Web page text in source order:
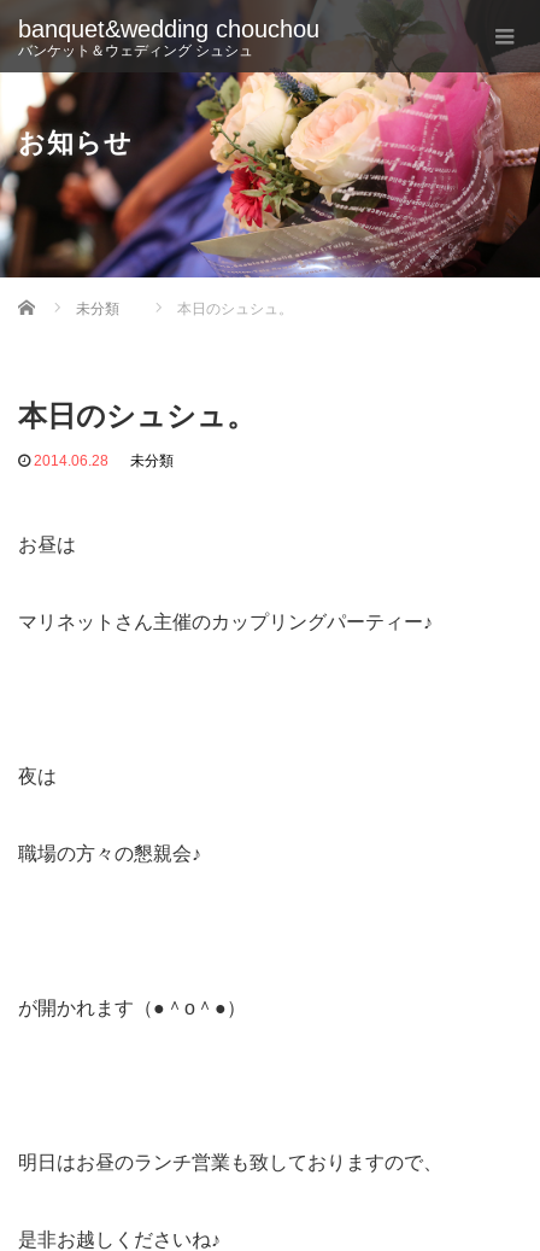
banquet&wedding chouchou
バンケット＆ウェディング シュシュ
お知らせ
Home 未分類 本日のシュシュ。
本日のシュシュ。
2014.06.28 未分類
お昼は
マリネットさん主催のカップリングパーティー♪
夜は
職場の方々の懇親会♪
が開かれます（●＾o＾●）
明日はお昼のランチ営業も致しておりますので、
是非お越しくださいね♪